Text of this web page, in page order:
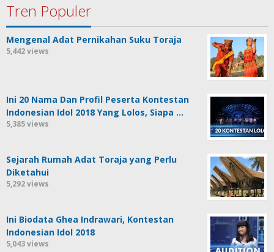
Tren Populer
Mengenal Adat Pernikahan Suku Toraja
5,442 views
Ini 20 Nama Dan Profil Peserta Kontestan
Indonesian Idol 2018 Yang Lolos, Siapa …
5,385 views
Sejarah Rumah Adat Toraja yang Perlu
Diketahui
5,292 views
Ini Biodata Ghea Indrawari, Kontestan
Indonesian Idol 2018
5,043 views